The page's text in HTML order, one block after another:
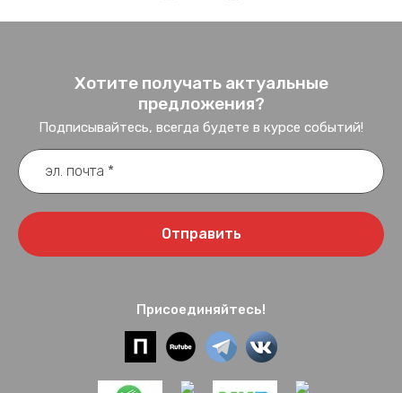
Присоединяйтесь!
Хотите получать актуальные
предложения?
Подписывайтесь, всегда будете в курсе событий!
Отправить